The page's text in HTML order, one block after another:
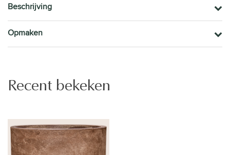
Beschrijving
Opmaken
Recent bekeken